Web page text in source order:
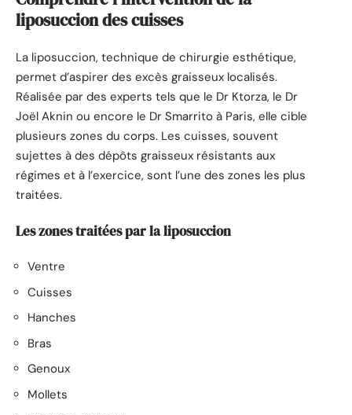
liposuccion des cuisses
La liposuccion, technique de chirurgie esthétique,
permet d’aspirer des excès graisseux localisés.
Réalisée par des experts tels que le Dr Ktorza, le Dr
Joël Aknin ou encore le Dr Smarrito à Paris, elle cible
plusieurs zones du corps. Les cuisses, souvent
sujettes à des dépôts graisseux résistants aux
régimes et à l’exercice, sont l’une des zones les plus
traitées.
Les zones traitées par la liposuccion
Ventre
Cuisses
Hanches
Bras
Genoux
Mollets